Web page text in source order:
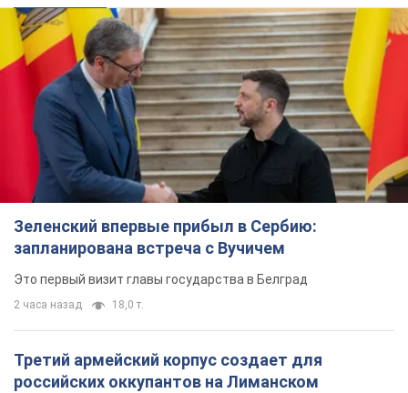
Зеленский впервые прибыл в Сербию:
запланирована встреча с Вучичем
Это первый визит главы государства в Белград
2 часа назад 18,0 т.
Третий армейский корпус создает для
российских оккупантов на Лиманском